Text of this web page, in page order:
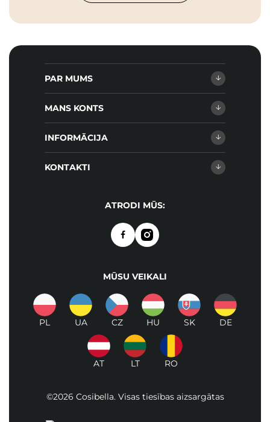
PAR MUMS
MANS KONTS
INFORMĀCIJA
KONTAKTI
ATRODI MŪS:
MŪSU VEIKALI
PL UA CZ HU SK DE
AT LT RO
©2026 Cosibella. Visas tiesības aizsargātas